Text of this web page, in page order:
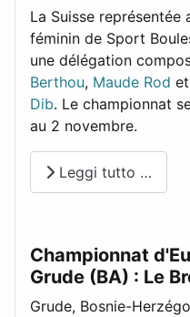
La Suisse
féminin de Sport
une délégation
Berthou, Maude Rod
Dib. Le championnat
au 2 novembre.
Leggi tutto …
Championnat
Grude (BA) : Le
Grude, Bosnie-